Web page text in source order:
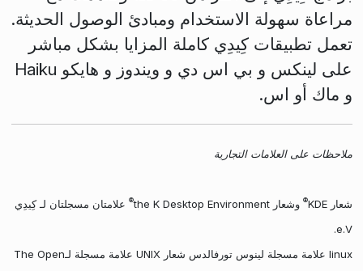
مراعاة سهولة الاستخدام ومبادئ الوصول الحديثة.
تعمل تطبيقات كِيدِي كاملة المزايا بشكل مباشر
على لينكس و بي اس دي و ويندوز و هايكو Haiku
و ماك أو اس.
ملاحظات على العلامات التجارية
شعار KDE ® وشعار the K Desktop Environment ® علامتان مسجلتان لـ كِيدِي
e.V.
linux علامة مسجلة لينوس تورفالدس شعار UNIX علامة مسجلة لـThe Open